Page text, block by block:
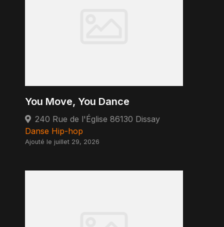
You Move, You Dance
240 Rue de l'Église 86130 Dissay
Danse Hip-hop
Ajouté le juillet 29, 2026